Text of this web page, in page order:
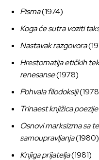
Pisma(1974)
Koga će sutra voziti
Nastavak razgovora
Hrestomatija etičkih
renesanse(1978)
Pohvala filodoksiji
Trinaest knjižica poezije
Osnovi marksizma sa
samoupravljanja(1980)
Knjiga prijatelja(1981)